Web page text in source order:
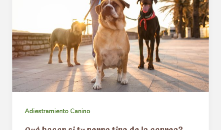
Adiestramiento Canino